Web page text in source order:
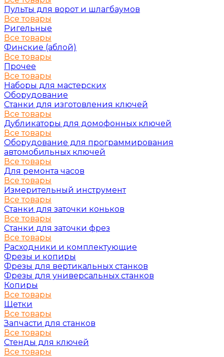
Пульты для ворот и шлагбаумов
Все товары
Ригельные
Все товары
Финские (аблой)
Все товары
Прочее
Все товары
Наборы для мастерских
Оборудование
Станки для изготовления ключей
Все товары
Дубликаторы для домофонных ключей
Все товары
Оборудование для программирования
автомобильных ключей
Все товары
Для ремонта часов
Все товары
Измерительный инструмент
Все товары
Станки для заточки коньков
Все товары
Станки для заточки фрез
Все товары
Расходники и комплектующие
Фрезы и копиры
Фрезы для вертикальных станков
Фрезы для универсальных станков
Копиры
Все товары
Щетки
Все товары
Запчасти для станков
Все товары
Стенды для ключей
Все товары